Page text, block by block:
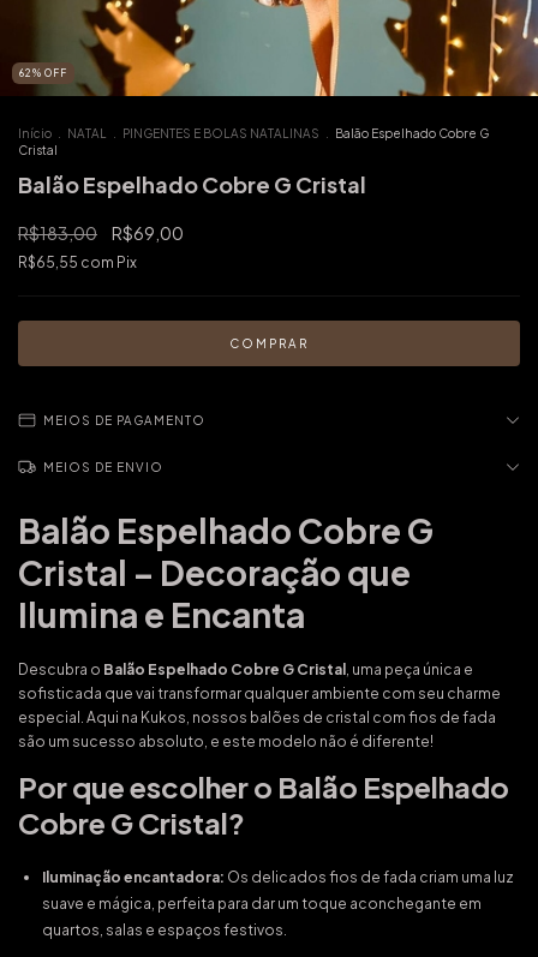
62 % OFF
Início NATAL PINGENTES E BOLAS NATALINAS
Balão Espelhado Cobre G
Cristal
Balão Espelhado Cobre G Cristal
R$183,00 R$69,00
R$65,55 com Pix
MEIOS DE PAGAMENTO
MEIOS DE ENVIO
Balão Espelhado Cobre G
Cristal – Decoração que
Ilumina e Encanta
Descubra o Balão Espelhado Cobre G Cristal , uma peça única e
sofisticada que vai transformar qualquer ambiente com seu charme
especial. Aqui na Kukos, nossos balões de cristal com fios de fada
são um sucesso absoluto, e este modelo não é diferente!
Por que escolher o Balão Espelhado
Cobre G Cristal?
Iluminação encantadora: Os delicados fios de fada criam uma luz
suave e mágica, perfeita para dar um toque aconchegante em
quartos, salas e espaços festivos.